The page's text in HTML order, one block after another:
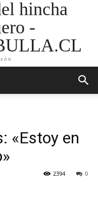
hincha
-
«Estoy en
0
2394